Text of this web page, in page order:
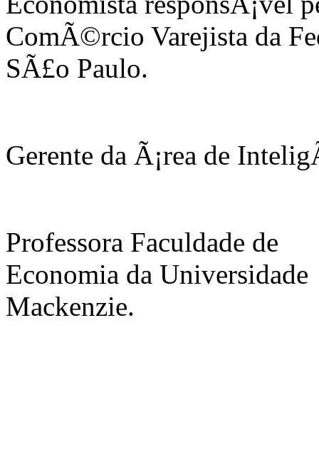
ComÃ©rcio Varejista da
SÃ£o Paulo.
Gerente da Ã¡rea de
Professora Faculdade de
Economia da Universidade
Mackenzie.